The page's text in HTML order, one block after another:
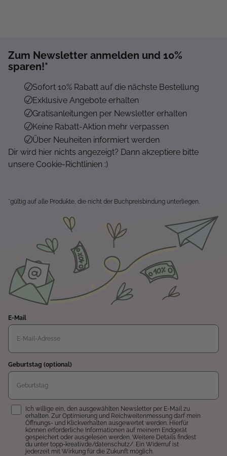
Zum Newsletter anmelden und 10%
sparen!*
Sofort 10% Rabatt auf die nächste Bestellung
Exklusive Angebote erhalten
Gratisanleitungen per Newsletter erhalten
Keine Rabatt-Aktion mehr verpassen
Über Neuheiten informiert werden
Dir wird hier nichts angezeigt? Dann akzeptiere bitte
unsere Cookie-Richtlinien :)
*gültig auf alle Produkte, die nicht der Buchpreisbindung unterliegen.
E-Mail
Geburtstag (optional)
Einwilligung
Ich willige ein, den ausgewählten Newsletter per E-Mail zu
erhalten. Zur Optimierung und Reichweitenmessung darf mein
Öffnungs- und Klickverhalten ausgewertet werden. Hierfür
können erforderliche Informationen auf meinem Endgerät
gespeichert oder ausgelesen werden. Weitere Details findest
du unter topp-kreativ.de/datenschutz/. Ein Widerruf ist
jederzeit mit Wirkung für die Zukunft möglich.